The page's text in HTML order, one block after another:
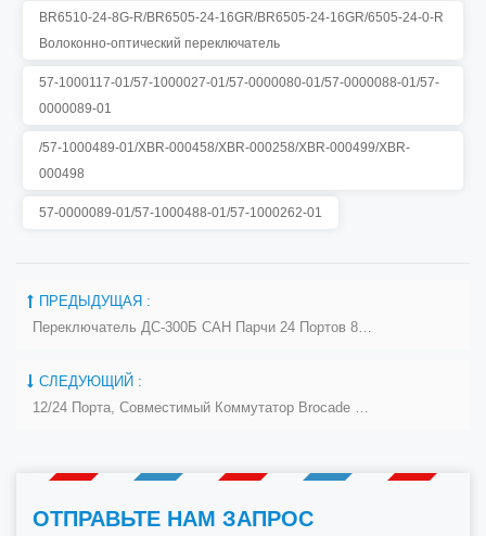
BR6510-24-8G-R/BR6505-24-16GR/BR6505-24-16GR/6505-24-0-R
Волоконно-оптический переключатель
57-1000117-01/57-1000027-01/57-0000080-01/57-0000088-01/57-
0000089-01
/57-1000489-01/XBR-000458/XBR-000258/XBR-000499/XBR-
000498
57-0000089-01/57-1000488-01/57-1000262-01
ПРЕДЫДУЩАЯ :
Переключатель ДС-300Б САН Парчи 24 Портов 8Г ДЭЛЛ ЭМК Для Коннектрикс Б
СЛЕДУЮЩИЙ :
12/24 Порта, Совместимый Коммутатор Brocade BR6505 Gen 5 Fibre Channel 1U /57-1000027-01/57-0000080-01/57-0000088-01/57-0000089-01
ОТПРАВЬТЕ НАМ ЗАПРОС